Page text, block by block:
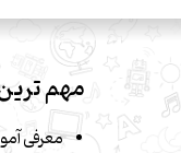
مهم
معرفی